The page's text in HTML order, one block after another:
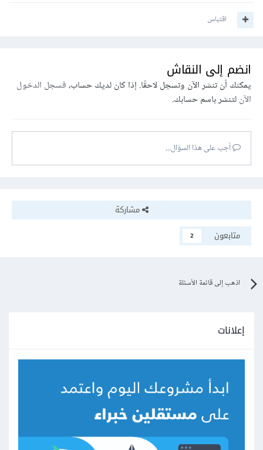
اقتباس
انضم إلى النقاش
يمكنك أن تنشر الآن وتسجل لاحقًا. إذا كان لديك حساب،فسجل الدخول
الآنلتنشر باسم حسابك.
أجب على هذا السؤال...
مشاركة
متابعون
2
اذهب إلى قائمة الأسئلة
إعلانات